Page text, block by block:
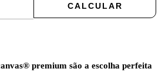
CALCULAR
premium são a escolha perfeita